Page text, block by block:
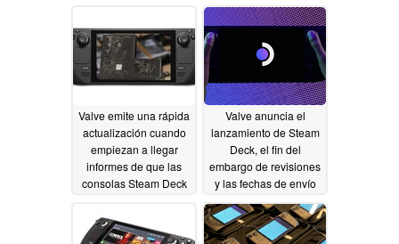
Valve emite una rápida
actualización cuando
empiezan a llegar
informes de que las
consolas Steam Deck
03/03/2022
Valve anuncia el
lanzamiento de Steam
Deck, el fin del
embargo de revisiones
y las fechas de envío
iniciales01/28/2022